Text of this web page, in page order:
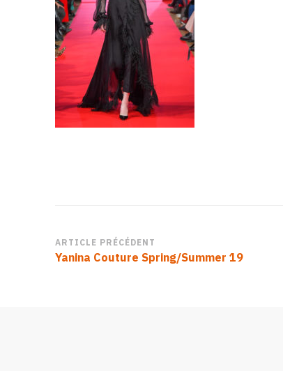
Navigation
d’article
ARTICLE PRÉCÉDENT
Yanina Couture Spring/Summer 19